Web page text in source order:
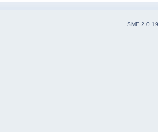
SMF 2.0.19